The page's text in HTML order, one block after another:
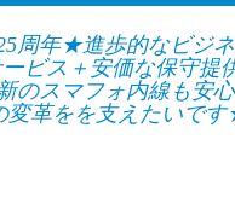
周年★進歩的なビジ
ービス＋安価な保守提
のスマフォ内線も安
変革をを支えたいで